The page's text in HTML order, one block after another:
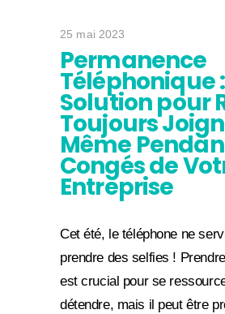
25 mai 2023
Permanence
Téléphonique
Solution pour
Toujours
Même
Congés de
Entreprise
Cet été, le téléphone ne
prendre des selfies !
est crucial pour se
détendre, mais il peut être